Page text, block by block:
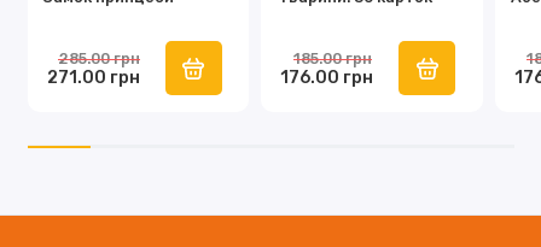
271.00 грн
285.00 грн
176.00 грн
185.00 грн